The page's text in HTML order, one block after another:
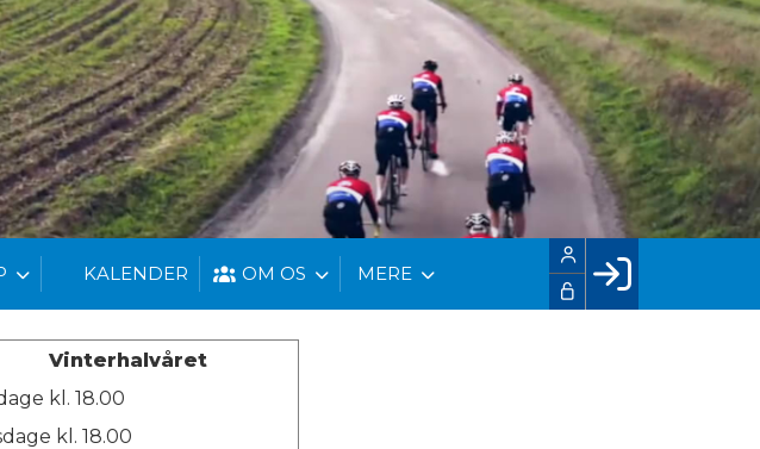
KALENDER OM OS MERE
Vinterhalvåret
kl. 18.00
kl. 18.00